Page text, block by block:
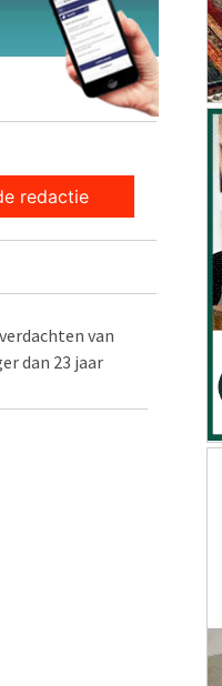
redactie
van
dan 23 jaar